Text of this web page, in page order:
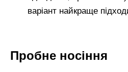
варіант найкраще
Пробне носіння